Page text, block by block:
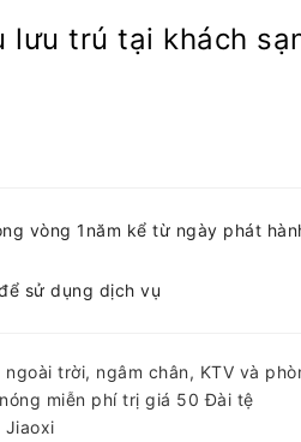
lưu trú tại khách
vòng 1năm kể từ ngày phát
sử dụng dịch vụ
trời, ngâm chân, KTV và
miễn phí trị giá 50 Đài tệ
Jiaoxi